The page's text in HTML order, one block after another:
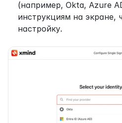
(например, Okta, Azure
инструкциям на экране,
настройку.